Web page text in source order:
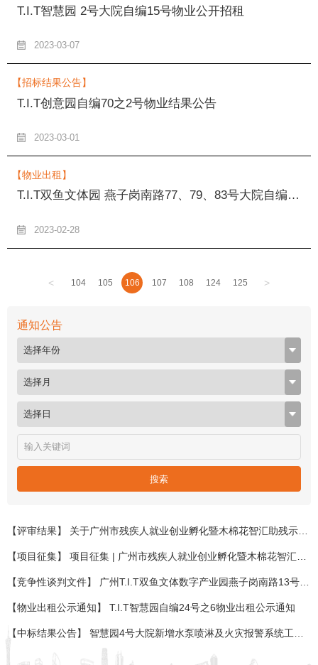
T.I.T智慧园 2号大院自编15号物业公开招租
2023-03-07
【招标结果公告】
T.I.T创意园自编70之2号物业结果公告
2023-03-01
【物业出租】
T.I.T双鱼文体园 燕子岗南路77、79、83号大院自编4、5号自编202房物业公开招租
2023-02-28
< 104 105 106 107 108 124 125 >
通知公告
选择年份
选择月
选择日
【物业出租公示通知】 T.I.T智慧园自编24号之6物业出租公示通知